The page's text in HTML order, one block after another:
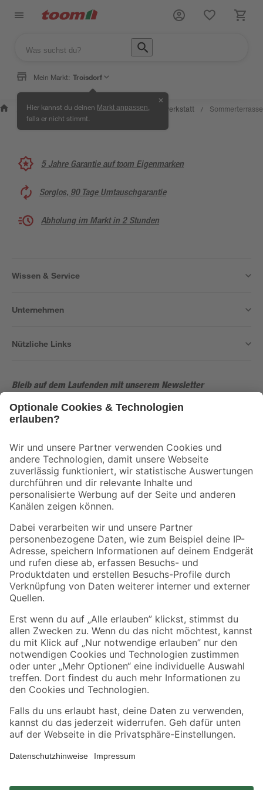
Mein Markt: Troisdorf
Hier kannst du deinen Markt anpassen
falls er nicht stimmt.
✕
Wissen &
Service
/
Selbermachen
& Ratgeber
/ Kreativwerkstatt / Sommerterrasse
5 Jahre Garantie auf toom Eigenmarken
Sorglos, 90 Tage Umtauschgarantie
Abholung im Markt in 2 Stunden
Wissen & Service
Unternehmen
Nützliche Links
Bleib auf dem Laufenden mit unserem Newsletter
Der toom Newsletter: Keine Angebote und Aktionen mehr verpassen!
Folge uns
Zahlungsarten Versandarten
Sicher einkaufen
Jetzt die toom-App herunterladen
Alle Preisangaben in EUR inkl. gesetzl. MwSt.. Die dargestellten Angebote sind unter
Umständen nicht in allen Märkten verfügbar. Die angegebenen Verfügbarkeiten beziehen
sich auf den unter "Mein Markt" ausgewählten toom Baumarkt. Alle Angebote und
*Paketversand ab 59 € versandkostenfrei, gilt nicht für Artikel mit Speditionsversand, hier
fallen zusätzliche Versandkosten an.